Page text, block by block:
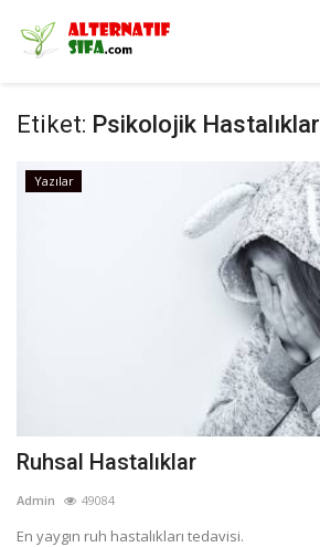
Etiket: Psikolojik Hastalıklar
Yazılar
Ruhsal Hastalıklar
Admin 49084
En yaygın ruh hastalıkları tedavisi.